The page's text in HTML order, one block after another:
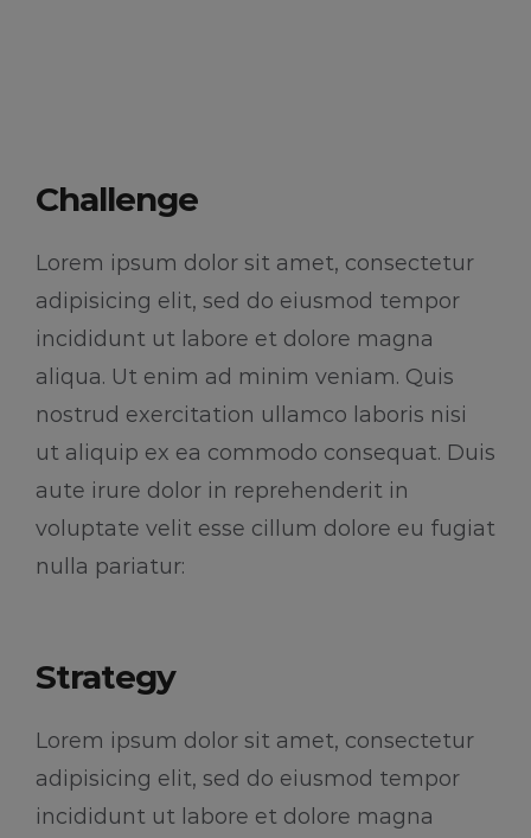
Challenge
Lorem ipsum dolor sit amet, consectetur
adipisicing elit, sed do eiusmod tempor
incididunt ut labore et dolore magna
aliqua. Ut enim ad minim veniam. Quis
nostrud exercitation ullamco laboris nisi
ut aliquip ex ea commodo consequat. Duis
aute irure dolor in reprehenderit in
voluptate velit esse cillum dolore eu fugiat
nulla pariatur:
Strategy
Lorem ipsum dolor sit amet, consectetur
adipisicing elit, sed do eiusmod tempor
incididunt ut labore et dolore magna